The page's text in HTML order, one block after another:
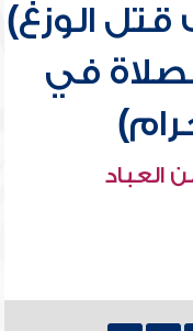
الوزغ)
في
العباد